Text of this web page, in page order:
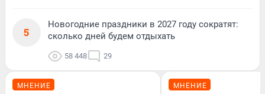
5
Новогодние праздники в 2027 году сократят:
сколько дней будем отдыхать
58 448 29
МНЕНИЕ МНЕНИЕ